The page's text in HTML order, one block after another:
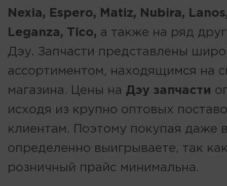
Nexia, Espero, Matiz, Nubira,
Leganza, Tico, а также на ряд
Дэу. Запчасти представлены
ассортиментом, находящимся на
магазина. Цены на Дэу запчасти
исходя из крупно оптовых
клиентам. Поэтому покупая даже
определенно выигрываете, так
розничный прайс минимальна.